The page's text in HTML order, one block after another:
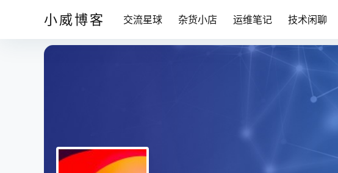
小威博客 交流星球 杂货小店 运维笔记 技术闲聊